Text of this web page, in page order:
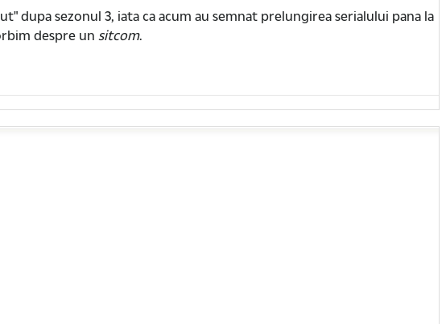
dupa sezonul 3, iata ca acum au semnat prelungirea serialului pana la
despre un sitcom.